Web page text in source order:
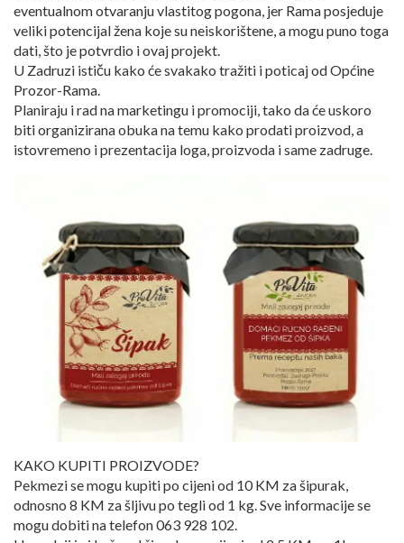
eventualnom otvaranju vlastitog pogona, jer Rama posjeduje
veliki potencijal žena koje su neiskorištene, a mogu puno toga
dati, što je potvrdio i ovaj projekt.
U Zadruzi ističu kako će svakako tražiti i poticaj od Općine
Prozor-Rama.
Planiraju i rad na marketingu i promociji, tako da će uskoro
biti organizirana obuka na temu kako prodati proizvod, a
istovremeno i prezentacija loga, proizvoda i same zadruge.
KAKO KUPITI PROIZVODE?
Pekmezi se mogu kupiti po cijeni od 10 KM za šipurak,
odnosno 8 KM za šljivu po tegli od 1 kg. Sve informacije se
mogu dobiti na telefon 063 928 102.